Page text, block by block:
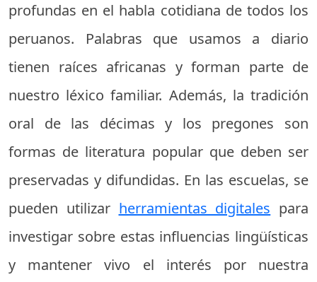
profundas en el habla cotidiana de todos los
peruanos. Palabras que usamos a diario
tienen raíces africanas y forman parte de
nuestro léxico familiar. Además, la tradición
oral de las décimas y los pregones son
formas de literatura popular que deben ser
preservadas y difundidas. En las escuelas, se
pueden utilizar herramientas digitales para
investigar sobre estas influencias lingüísticas
y mantener vivo el interés por nuestra